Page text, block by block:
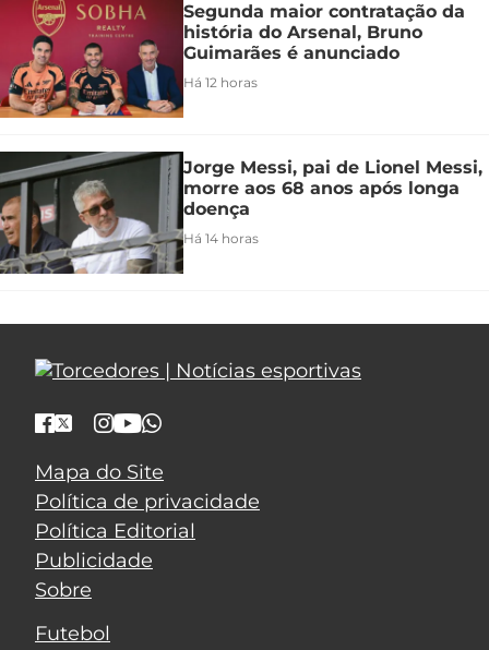
Segunda maior contratação da
história do Arsenal, Bruno
Guimarães é anunciado
Há 12 horas
Jorge Messi, pai de Lionel Messi,
morre aos 68 anos após longa
doença
Há 14 horas
Mapa do Site
Política de privacidade
Política Editorial
Publicidade
Sobre
Futebol